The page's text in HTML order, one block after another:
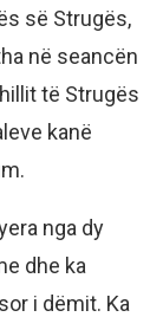
së Strugës,
në seancën
të Strugës
kanë
nga dy
dhe ka
i dëmit. Ka